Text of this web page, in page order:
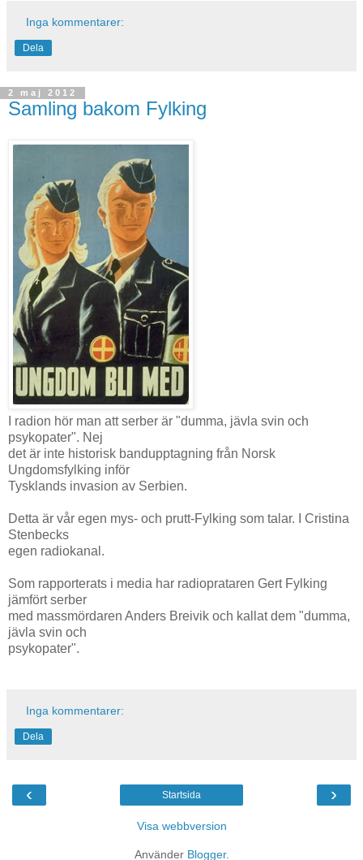
Inga kommentarer:
Dela
2 maj 2012
Samling bakom Fylking
I radion hör man att serber är "dumma, jävla svin och
psykopater". Nej
det är inte historisk bandupptagning från Norsk
Ungdomsfylking inför
Tysklands invasion av Serbien.
Detta är vår egen mys- och prutt-Fylking som talar. I Cristina
Stenbecks
egen radiokanal.
Som rapporterats i media har radioprataren Gert Fylking
jämfört serber
med massmördaren Anders Breivik och kallat dem "dumma,
jävla svin och
psykopater".
Inga kommentarer:
Dela
‹ ›
Startsida
Visa webbversion
Använder Blogger.